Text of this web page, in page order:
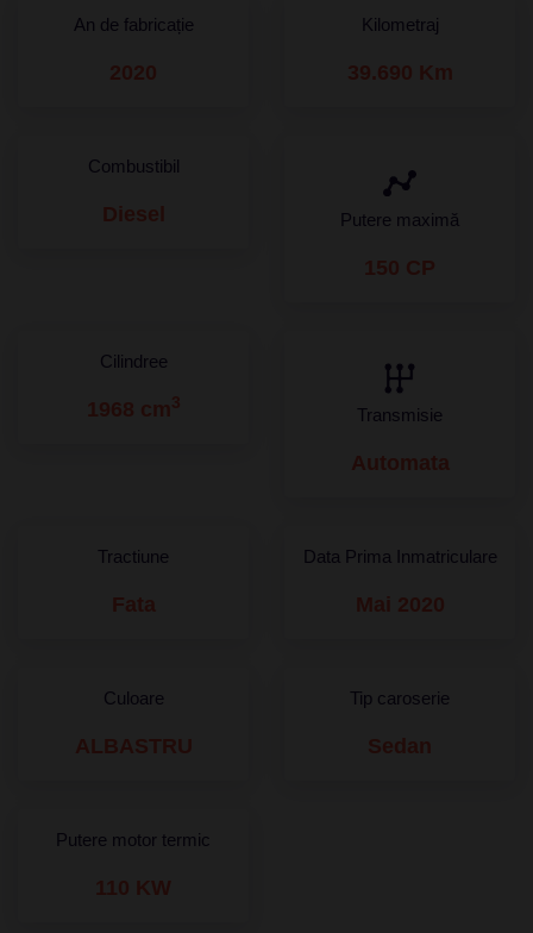
An de fabricație
2020
Kilometraj
39.690 Km
Combustibil
Diesel Putere maximă
150 CP
Cilindree
1968 cm 3
Transmisie
Automata
Tractiune
Fata
Data Prima Inmatriculare
Mai 2020
Culoare
ALBASTRU
Tip caroserie
Sedan
Putere motor termic
110 KW